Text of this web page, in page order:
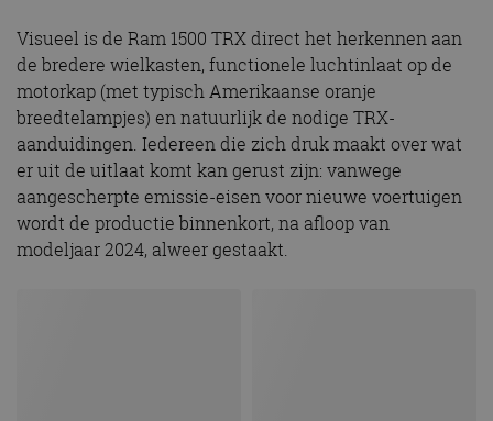
Visueel is de Ram 1500 TRX direct het herkennen aan
de bredere wielkasten, functionele luchtinlaat op de
motorkap (met typisch Amerikaanse oranje
breedtelampjes) en natuurlijk de nodige TRX-
aanduidingen. Iedereen die zich druk maakt over wat
er uit de uitlaat komt kan gerust zijn: vanwege
aangescherpte emissie-eisen voor nieuwe voertuigen
wordt de productie binnenkort, na afloop van
modeljaar 2024, alweer gestaakt.